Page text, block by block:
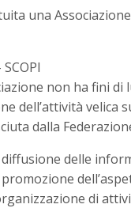
una
non ha fini
dell’attività velica
dalla
delle
promozione
di